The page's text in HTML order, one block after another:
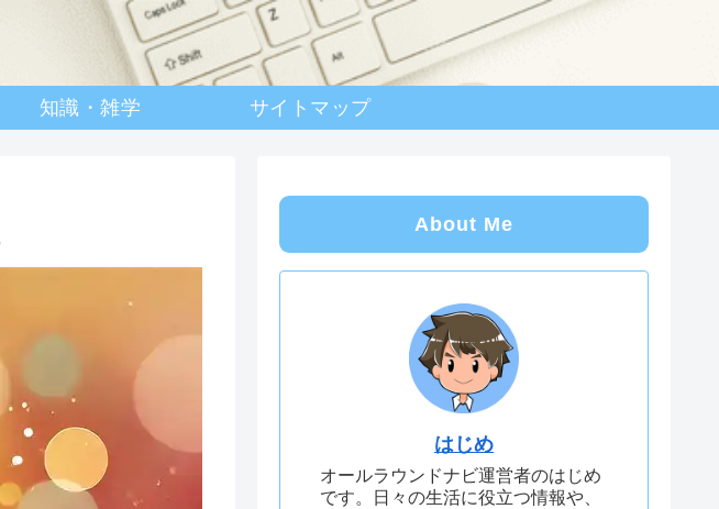
知識・雑学 サイトマップ
About Me
はじめ
オールラウンドナビ運営者のはじめ
です。日々の生活に役立つ情報や、